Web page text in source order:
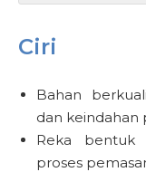
Ciri
Bahan
dan keindahan
Reka bentuk
proses